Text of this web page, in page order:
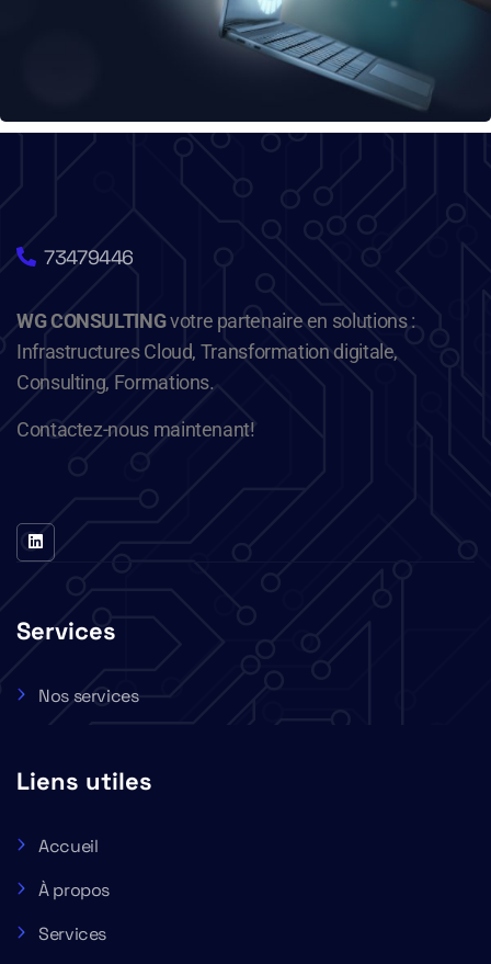
73479446
WG CONSULTINGvotre partenaire en solutions :
Infrastructures Cloud, Transformation digitale,
Consulting, Formations.
Contactez-nous maintenant!
Services
Nos services
Liens utiles
Accueil
À propos
Services